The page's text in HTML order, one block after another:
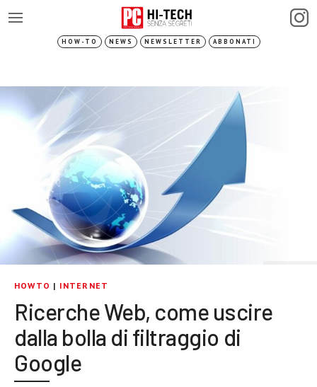
HOW-TO NEWS NEWSLETTER ABBONATI
HOWTO | INTERNET
Ricerche Web, come uscire
dalla bolla di filtraggio di
Google